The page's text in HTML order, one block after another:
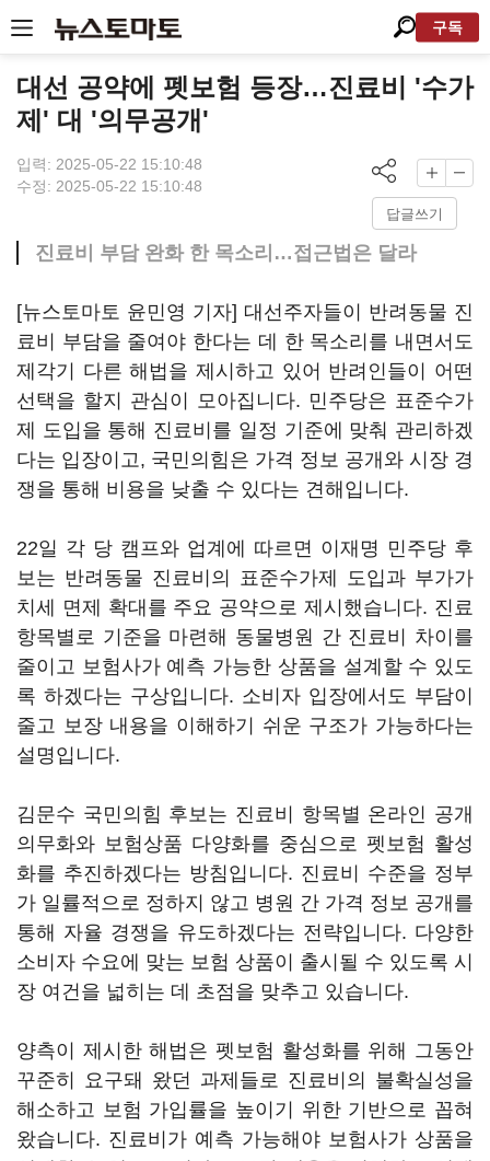
구독
대선 공약에 펫보험 등장…진료비 '수가
제' 대 '의무공개'
입력: 2025-05-22 15:10:48
수정: 2025-05-22 15:10:48
답글쓰기
진료비 부담 완화 한 목소리…접근법은 달라
[뉴스토마토 윤민영 기자] 대선주자들이 반려동물 진
료비 부담을 줄여야 한다는 데 한 목소리를 내면서도
제각기 다른 해법을 제시하고 있어 반려인들이 어떤
선택을 할지 관심이 모아집니다. 민주당은 표준수가
제 도입을 통해 진료비를 일정 기준에 맞춰 관리하겠
다는 입장이고, 국민의힘은 가격 정보 공개와 시장 경
쟁을 통해 비용을 낮출 수 있다는 견해입니다.
22일 각 당 캠프와 업계에 따르면 이재명 민주당 후
보는 반려동물 진료비의 표준수가제 도입과 부가가
치세 면제 확대를 주요 공약으로 제시했습니다. 진료
항목별로 기준을 마련해 동물병원 간 진료비 차이를
줄이고 보험사가 예측 가능한 상품을 설계할 수 있도
록 하겠다는 구상입니다. 소비자 입장에서도 부담이
줄고 보장 내용을 이해하기 쉬운 구조가 가능하다는
설명입니다.
김문수 국민의힘 후보는 진료비 항목별 온라인 공개
의무화와 보험상품 다양화를 중심으로 펫보험 활성
화를 추진하겠다는 방침입니다. 진료비 수준을 정부
가 일률적으로 정하지 않고 병원 간 가격 정보 공개를
통해 자율 경쟁을 유도하겠다는 전략입니다. 다양한
소비자 수요에 맞는 보험 상품이 출시될 수 있도록 시
장 여건을 넓히는 데 초점을 맞추고 있습니다.
양측이 제시한 해법은 펫보험 활성화를 위해 그동안
꾸준히 요구돼 왔던 과제들로 진료비의 불확실성을
해소하고 보험 가입률을 높이기 위한 기반으로 꼽혀
왔습니다. 진료비가 예측 가능해야 보험사가 상품을